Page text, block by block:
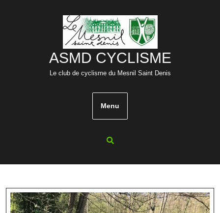
ASMD CYCLISME
Le club de cyclisme du Mesnil Saint Denis
Menu